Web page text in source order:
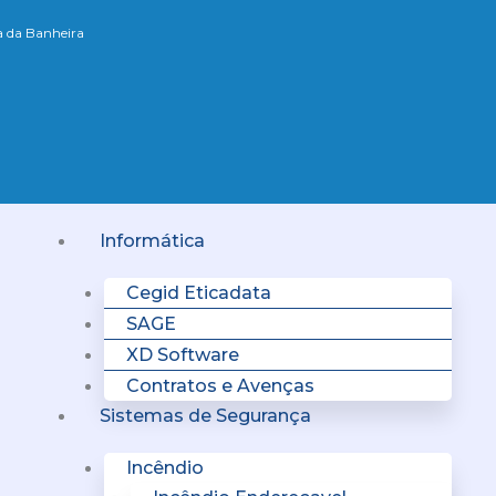
da Banheira
Informática
Cegid Eticadata
SAGE
XD Software
Contratos e Avenças
Sistemas de Segurança
Incêndio
Menu